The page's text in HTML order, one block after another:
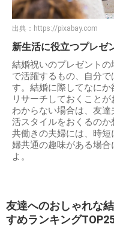
出典： https://pixabay.com
新生活に役立つプレゼ
結婚祝いのプレゼント
で活躍するもの、自分
す。結婚に際してなに
リサーチしておくことが
わからない場合は、友
活スタイルをおくるのか
共働きの夫婦には、時
婦共通の趣味がある場
よ。
友達へのおしゃれな
すめランキング